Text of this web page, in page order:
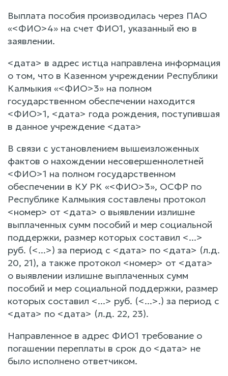
Выплата пособия производилась через ПАО
«<ФИО>4» на счет ФИО1, указанный ею в
заявлении.
<дата> в адрес истца направлена информация
о том, что в Казенном учреждении Республики
Калмыкия «<ФИО>3» на полном
государственном обеспечении находится
<ФИО>1, <дата> года рождения, поступившая
в данное учреждение <дата>
В связи с установлением вышеизложенных
фактов о нахождении несовершеннолетней
<ФИО>1 на полном государственном
обеспечении в КУ РК «<ФИО>3», ОСФР по
Республике Калмыкия составлены протокол
<номер> от <дата> о выявлении излишне
выплаченных сумм пособий и мер социальной
поддержки, размер которых составил <...>
руб. (<...>) за период с <дата> по <дата> (л.д.
20, 21), а также протокол <номер> от <дата>
о выявлении излишне выплаченных сумм
пособий и мер социальной поддержки, размер
которых составил <...> руб. (<...>.) за период с
<дата> по <дата> (л.д. 22, 23).
Направленное в адрес ФИО1 требование о
погашении переплаты в срок до <дата> не
было исполнено ответчиком.